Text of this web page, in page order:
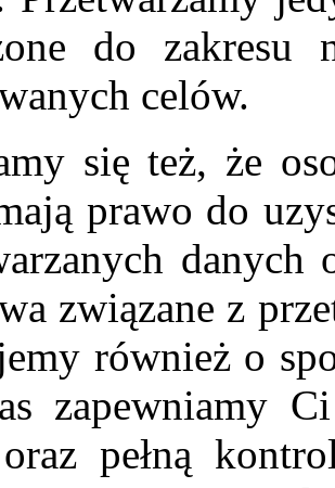
do zakresu
celów.
się też, że
prawo do
danych
związane z
również o
zapewniamy
pełną